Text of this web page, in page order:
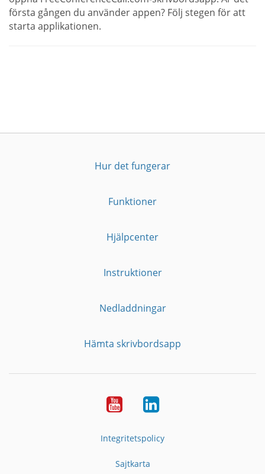
första gången du använder appen? Följ stegen för att
starta applikationen.
Hur det fungerar
Funktioner
Hjälpcenter
Instruktioner
Nedladdningar
Hämta skrivbordsapp
YouTubeLinkedIn
Integritetspolicy
Sajtkarta